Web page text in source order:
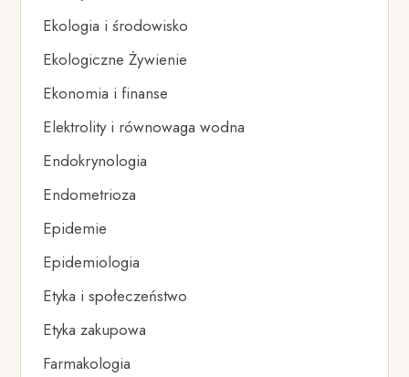
Ekologia i środowisko
Ekologiczne Żywienie
Ekonomia i finanse
Elektrolity i równowaga wodna
Endokrynologia
Endometrioza
Epidemie
Epidemiologia
Etyka i społeczeństwo
Etyka zakupowa
Farmakologia